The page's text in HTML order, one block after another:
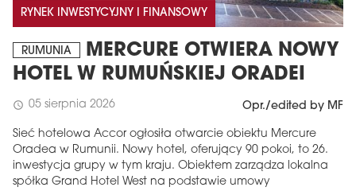
RYNEK INWESTYCYJNY I FINANSOWY
RUMUNIA
MERCURE OTWIERA NOWY
HOTEL W RUMUŃSKIEJ ORADEI
schedule 05 sierpnia 2026 Opr./edited by MF
Sieć hotelowa Accor ogłosiła otwarcie obiektu Mercure
Oradea w Rumunii. Nowy hotel, oferujący 90 pokoi, to 26.
inwestycja grupy w tym kraju. Obiektem zarządza lokalna
spółka Grand Hotel West na podstawie umowy